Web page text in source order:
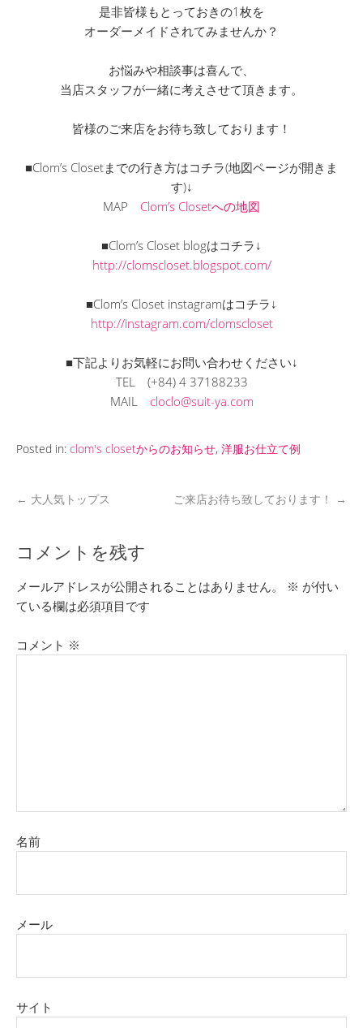
是非皆様もとっておきの1枚を
オーダーメイドされてみませんか？
お悩みや相談事は喜んで、
当店スタッフが一緒に考えさせて頂きます。
皆様のご来店をお待ち致しております！
■Clom’s Closetまでの行き方はコチラ(地図ページが開きま
す)↓
MAP Clom’s Closetへの地図
■Clom’s Closet blogはコチラ↓
http://clomscloset.blogspot.com/
■Clom’s Closet instagramはコチラ↓
http://instagram.com/clomscloset
■下記よりお気軽にお問い合わせください↓
TEL (+84) 4 37188233
MAIL cloclo@suit-ya.com
Posted in: clom's closetからのお知らせ, 洋服お仕立て例
← 大人気トップス ご来店お待ち致しております！ →
コメントを残す
メールアドレスが公開されることはありません。 ※ が付い
ている欄は必須項目です
コメント ※
名前
メール
サイト